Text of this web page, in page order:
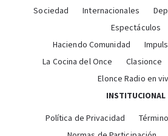
Sociedad
Internacionales
Espectáculos
Haciendo Comunidad
La Cocina del Once
Clasionce
Elonce Radio en
INSTITUCIONAL
Política de Privacidad